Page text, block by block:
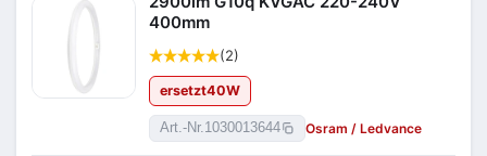
400mm
(2)
ersetzt40W
Art.-Nr.1030013644 Osram / Ledvance